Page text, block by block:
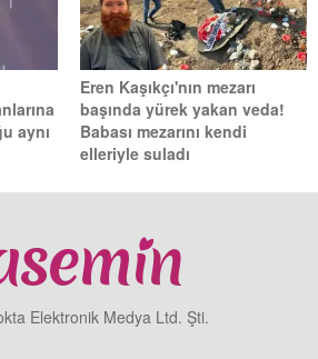
aynı
Eren Kaşıkçı'nın mezarı
başında yürek yakan veda!
Babası mezarını kendi
elleriyle suladı
Elektronik Medya Ltd. Şti.